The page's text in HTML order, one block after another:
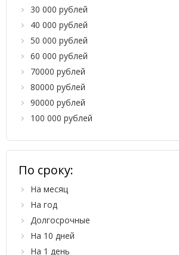
30 000 рублей
40 000 рублей
50 000 рублей
60 000 рублей
70000 рублей
80000 рублей
90000 рублей
100 000 рублей
По сроку:
На месяц
На год
Долгосрочные
На 10 дней
На 1 день